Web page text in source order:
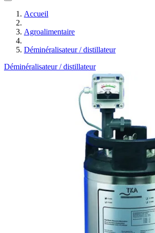
Accueil
Agroalimentaire
Déminéralisateur / distillateur
Déminéralisateur / distillateur